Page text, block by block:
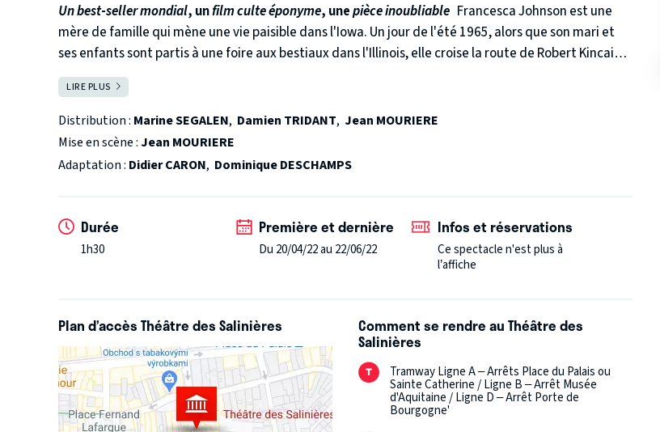
Un best-seller mondial, unfilm culte éponyme, unepièce inoubliable Francesca Johnson est une
mère de famille qui mène une vie paisible dans l'Iowa. Un jour de l'été 1965, alors que son mari et
ses enfants sont partis à une foire aux bestiaux dans l'Illinois, elle croise la route de Robert Kincaid,
reporter chargé de photographier les ponts du comté de Madison pour le
leur premier regard, ils savent qu’ils sont faits l’un pour l’autre mais ne disposent que de quelques
jours pour se découvrir et vivre cette passion, secrète et sans espoir, dont le souvenir deviendra
leur raison de vivre. Publié en 1992, le roman The Bridges of Madison County remporta un succès
inouï avec plus de 9 millions d’exemplaires et 149 semaines en tête des best-sellers.
et Aurélien Recoing.
LIRE PLUS
Distribution : Marine SEGALEN, Damien TRIDANT, Jean MOURIERE
Mise en scène :Jean MOURIERE
Adaptation : Didier CARON, Dominique DESCHAMPS
Durée
1h30
Première et dernière
Du 20/04/22 au 22/06/22
Infos et réservations
Ce spectacle n'est plus à
l’affiche
Plan d’accès Théâtre des Salinières Comment se rendre au Théâtre des
Salinières
Tramway Ligne A – Arrêts Place du Palais ou
Sainte Catherine / Ligne B – Arrêt Musée
d'Aquitaine / Ligne D – Arrêt Porte de
Bourgogne'